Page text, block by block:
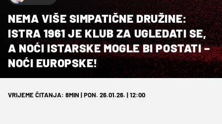
NEMA VIŠE SIMPATIČNE DRUŽINE:
ISTRA 1961 JE KLUB ZA UGLEDATI SE,
A NOĆI ISTARSKE MOGLE BI POSTATI –
NOĆI EUROPSKE!
VRIJEME ČITANJA: 8MIN | PON. 26.01.26. | 12:00